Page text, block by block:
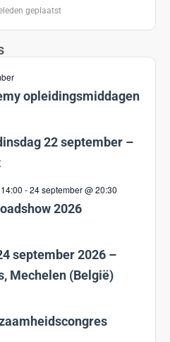
geplaatst
opleidingsmiddagen
22 september –
-24 september @ 20:30
2026
september 2026 –
Mechelen (België)